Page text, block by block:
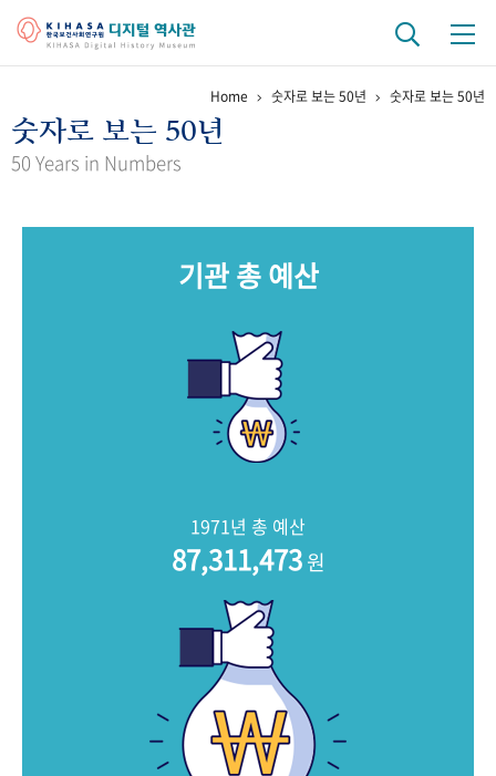
걸어온 길 기관 변천사 역대 기관장
키워드로 보는 연구 역사
문서 기록물 행정박물
Home 숫자로 보는 50년 숫자로 보는 50년
숫자로 보는 50년
50 Years in Numbers
기관 총 예산
1971년 총 예산
87,311,473원